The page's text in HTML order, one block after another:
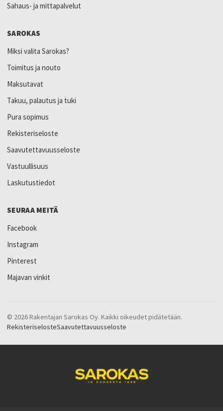
Sahaus- ja mittapalvelut
SAROKAS
Miksi valita Sarokas?
Toimitus ja nouto
Maksutavat
Takuu, palautus ja tuki
Pura sopimus
Rekisteriseloste
Saavutettavuusseloste
Vastuullisuus
Laskutustiedot
SEURAA MEITÄ
Facebook
Instagram
Pinterest
Majavan vinkit
© 2026 Rakentajan Sarokas Oy. Kaikki oikeudet pidätetään.
RekisteriselosteSaavutettavuusseloste